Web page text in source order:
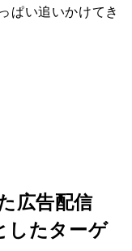
ぱい追いかけてき
広告配信
したターゲ